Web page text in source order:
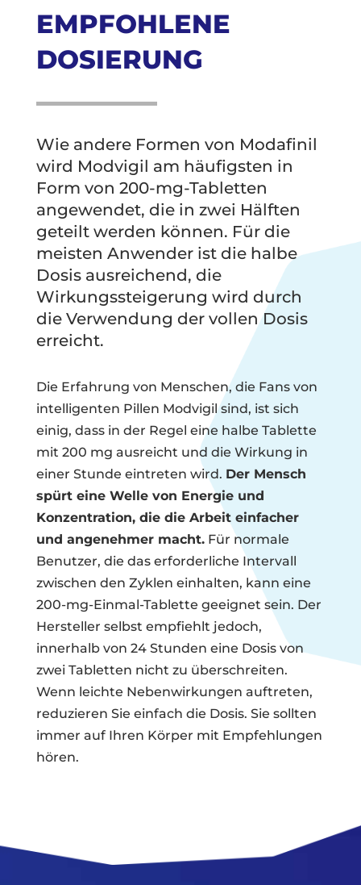
EMPFOHLENE
DOSIERUNG
Wie andere Formen von Modafinil
wird Modvigil am häufigsten in
Form von 200-mg-Tabletten
angewendet, die in zwei Hälften
geteilt werden können. Für die
meisten Anwender ist die halbe
Dosis ausreichend, die
Wirkungssteigerung wird durch
die Verwendung der vollen Dosis
erreicht.
Die Erfahrung von Menschen, die Fans von
intelligenten Pillen Modvigil sind, ist sich
einig, dass in der Regel eine halbe Tablette
mit 200 mg ausreicht und die Wirkung in
einer Stunde eintreten wird. Der Mensch
spürt eine Welle von Energie und
Konzentration, die die Arbeit einfacher
und angenehmer macht.Für normale
Benutzer, die das erforderliche Intervall
zwischen den Zyklen einhalten, kann eine
200-mg-Einmal-Tablette geeignet sein. Der
Hersteller selbst empfiehlt jedoch,
innerhalb von 24 Stunden eine Dosis von
zwei Tabletten nicht zu überschreiten.
Wenn leichte Nebenwirkungen auftreten,
reduzieren Sie einfach die Dosis. Sie sollten
immer auf Ihren Körper mit Empfehlungen
hören.